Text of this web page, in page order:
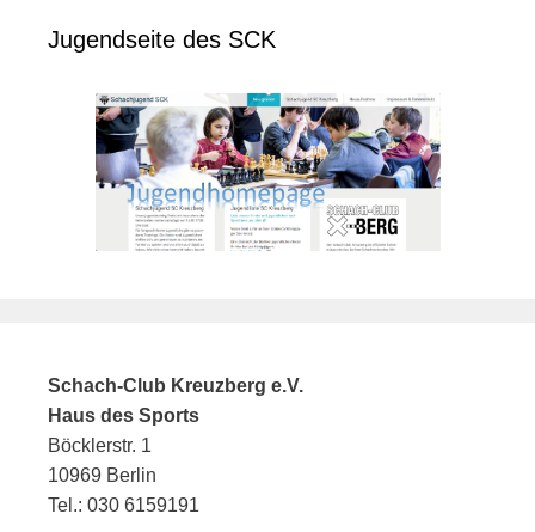
Jugendseite des SCK
Schach-Club Kreuzberg e.V.
Haus des Sports
Böcklerstr. 1
10969 Berlin
Tel.: 030 6159191